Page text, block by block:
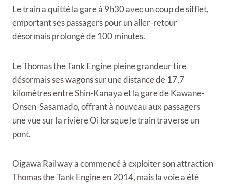
Le train a quitté la gare à 9h30 avec un coup de sifflet,
emportant ses passagers pour un aller-retour
désormais prolongé de 100 minutes.
Le Thomas the Tank Engine pleine grandeur tire
désormais ses wagons sur une distance de 17,7
kilomètres entre Shin-Kanaya et la gare de Kawane-
Onsen-Sasamado, offrant à nouveau aux passagers
une vue sur la rivière Oi lorsque le train traverse un
pont.
Oigawa Railway a commencé à exploiter son attraction
Thomas the Tank Engine en 2014, mais la voie a été